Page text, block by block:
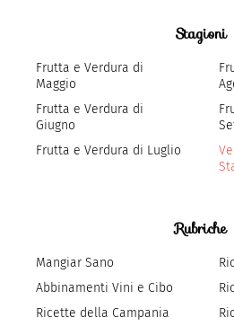
Stagioni
Frutta e Verdura di
Maggio
Frutta e Verdura di
Giugno
Frutta e Verdura di Luglio
Rubriche
Mangiar Sano
Abbinamenti Vini e Cibo
Ricette della Campania